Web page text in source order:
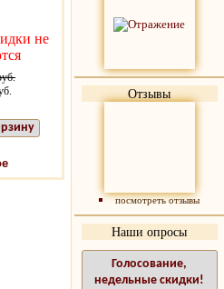
не
Отзывы
посмотреть отзывы
Наши опросы
Голосование,
недельные скидки!